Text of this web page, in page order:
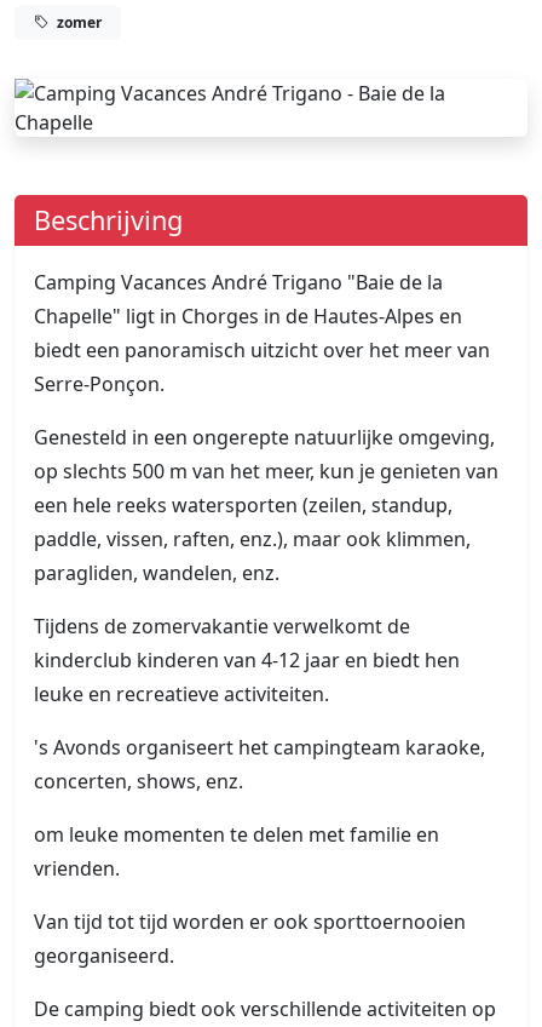
zomer
Beschrijving
Camping Vacances André Trigano "Baie de la
Chapelle" ligt in Chorges in de Hautes-Alpes en
biedt een panoramisch uitzicht over het meer van
Serre-Ponçon.
Genesteld in een ongerepte natuurlijke omgeving,
op slechts 500 m van het meer, kun je genieten van
een hele reeks watersporten (zeilen, standup,
paddle, vissen, raften, enz.), maar ook klimmen,
paragliden, wandelen, enz.
Tijdens de zomervakantie verwelkomt de
kinderclub kinderen van 4-12 jaar en biedt hen
leuke en recreatieve activiteiten.
's Avonds organiseert het campingteam karaoke,
concerten, shows, enz.
om leuke momenten te delen met familie en
vrienden.
Van tijd tot tijd worden er ook sporttoernooien
georganiseerd.
De camping biedt ook verschillende activiteiten op